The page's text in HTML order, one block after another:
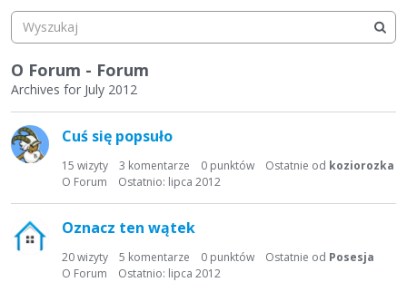
e
m
e
n
Kategorie
Dyskusje
Aktywność
O Forum - Forum
Archives for July 2012
i
s
a
y
Cuś się popsuło
15 wizyty 3 komentarze 0 punktów Ostatnie od koziorozka
Ostatnio: lipca 2012
O Forum
Oznacz ten wątek
20wizyty 5 komentarze 0 punktów Ostatnie od Posesja
Ostatnio: lipca 2012
O Forum